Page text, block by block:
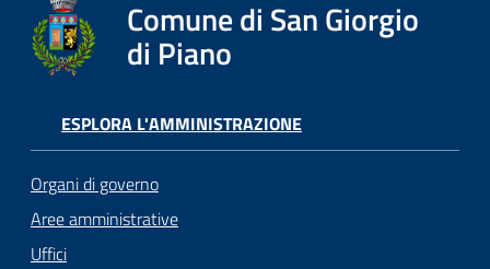
r
n
e
Comune di San Giorgio
di Piano
ESPLORA L'AMMINISTRAZIONE
Organi di governo
Aree amministrative
Uffici